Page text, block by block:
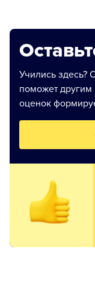
Учились здесь?
поможет
оценок